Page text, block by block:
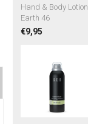
Hand & Body Lotion
Earth 46
€9,95